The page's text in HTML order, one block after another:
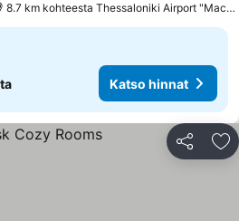
8.7 km kohteesta Thessaloniki Airport
Katso hinnat
Jaa